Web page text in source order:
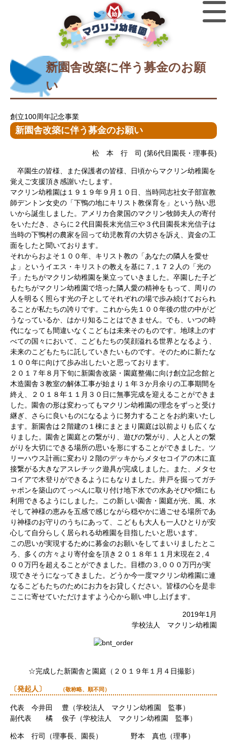
新園舎改築に伴う募金のお願
い
創立100周年記念事業
新園舎改築に伴う募金のお願い
松 本 行 司 (第6代目園長・理事長)
卒園生の皆様、また保護者の皆様、日頃からマクリン幼稚園を
覚えご支援頂き感謝いたします。
マクリン幼稚園は１９１９年９月１０日、当時同志社女子部宣教
師デントン女史の「下鴨の地にキリスト教保育を」という熱い思
いから誕生しました。アメリカ合衆国のマクリン牧師夫人の寄付
をいただき、さらに２代目園長末光信三や３代目園長末光信子は
当時の下鴨村の農家を回って幼児教育の大切さを訴え、資金の工
面をしたと聞いております。
それからおよそ１００年、キリスト教の「あなたの隣人を愛せ
よ」というイエス・キリストの教えを基に７,１７２人の「光の
子」たちがマクリン幼稚園を巣立っていきました。卒園した子ど
もたちがマクリン幼稚園で培った隣人愛の精神をもって、周りの
人を明るく照らす光の子としてそれぞれの場で歩み続けておられ
ることが私たちの誇りです。これから先１００年後の世の中がど
うなっているか、はかり知ることはできません。でも、いつの時
代になっても間違いなくこどもは未来そのものです。地球上のす
べての国々において、こどもたちの笑顔溢れる世界となるよう、
未来のこどもたちに託していきたいものです。そのために新たな
１００年に向けて歩み出したいと思っております。
２０１７年８月下旬に新園舎改築・園庭整備に向け創立記念館と
木造園舎３教室の解体工事が始まり１年３か月余りの工事期間を
終え、２０１８年１１月３０日に無事完成を迎えることができま
した。園舎の形は変わってもマクリン幼稚園の理念をずっと受け
継ぎ、さらに良いものになるように努力することをお約束いたし
ます。新園舎は２階建の１棟にまとまり園庭は以前よりも広くな
りました。園舎と園庭との繋がり、遊びの繋がり、人と人との繋
がりを大切にできる場所の思いを形にすることができました。ツ
リーハウス計画に変わり２階のデッキからメタセコイアの木に直
接繋がる大きなアスレチック遊具が完成しました。また、メタセ
コイアで木登りができるようにもなりました。井戸を掘ってガチ
ャポンを築山のてっぺんに取り付け地下水での水あそびや畑にも
利用できるようにしました。この新しい園舎・園庭が光、風、水
そして神様の恵みを五感で感じながら穏やかに過ごせる場所であ
り神様のお守りのうちにあって、こどもも大人も一人ひとりが安
心して自分らしく居られる幼稚園を目指したいと思います。
この思いが実現するために募金のお願いをしてまいりましたとこ
ろ、多くの方々より寄付金を頂き２０１８年１１月末現在２,４
００万円を超えることができました。目標の３,０００万円が実
現できそうになってきました。どうか今一度マクリン幼稚園に連
なるこどもたちのためにお力をお貸しください。皆様の心を是非
ここに寄せていただけますよう心から願い申し上げます。
2019年1月
学校法人 マクリン幼稚園
☆完成した新園舎と園庭（２０１９年１月４日撮影）
〔発起人〕 （敬称略、順不同）
代表 今井田 豊（学校法人 マクリン幼稚園 監事）
副代表 橘 俟子（学校法人 マクリン幼稚園 監事）
松本 行司（理事長、園長） 野本 真也（理事）